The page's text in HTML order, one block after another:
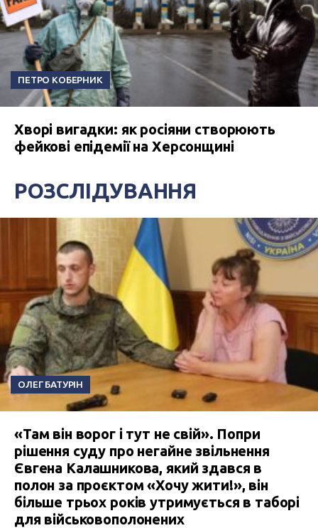
ПЕТРО КОБЕРНИК
Хворі вигадки: як росіяни створюють
фейкові епідемії на Херсонщині
РОЗСЛІДУВАННЯ
ОЛЕГ БАТУРІН
«Там він ворог і тут не свій». Попри
рішення суду про негайне звільнення
Євгена Калашникова, який здався в
полон за проєктом «Хочу жити!», він
більше трьох років утримується в таборі
для військовополонених